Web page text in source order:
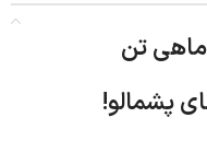
ماهی تن
پشمالو!